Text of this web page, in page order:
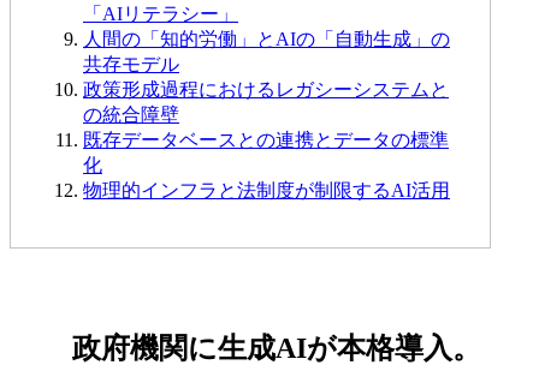
「AIリテラシー」
人間の「知的労働」とAIの「自動生成」の
共存モデル
政策形成過程におけるレガシーシステムと
の統合障壁
既存データベースとの連携とデータの標準
化
物理的インフラと法制度が制限するAI活用
政府機関に生成AIが本格導入。